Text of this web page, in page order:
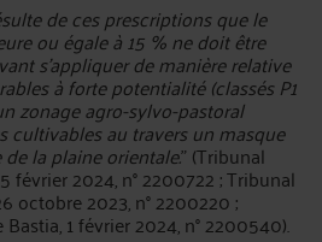
de ces prescriptions que le
ou égale à 15 % ne doit être
s'appliquer de manière relative
à forte potentialité (classés P1
zonage agro-sylvo-pastoral
cultivables au travers un masque
la plaine orientale." (Tribunal
février 2024, n° 2200722 ; Tribunal
octobre 2023, n° 2200220 ;
1 février 2024, n° 2200540).